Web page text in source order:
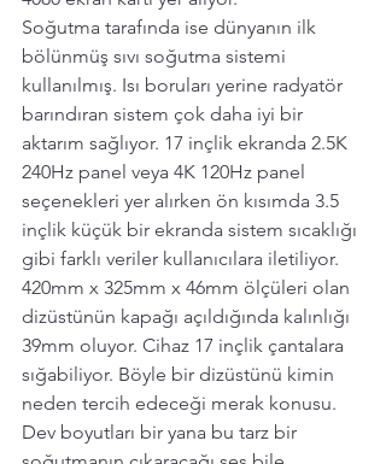
Soğutma tarafında ise dünyanın ilk
bölünmüş sıvı soğutma sistemi
kullanılmış. Isı boruları yerine radyatör
barındıran sistem çok daha iyi bir
aktarım sağlıyor. 17 inçlik ekranda 2.5K
240Hz panel veya 4K 120Hz panel
seçenekleri yer alırken ön kısımda 3.5
inçlik küçük bir ekranda sistem sıcaklığı
gibi farklı veriler kullanıcılara iletiliyor.
420mm x 325mm x 46mm ölçüleri olan
dizüstünün kapağı açıldığında kalınlığı
39mm oluyor. Cihaz 17 inçlik çantalara
sığabiliyor. Böyle bir dizüstünü kimin
neden tercih edeceği merak konusu.
Dev boyutları bir yana bu tarz bir